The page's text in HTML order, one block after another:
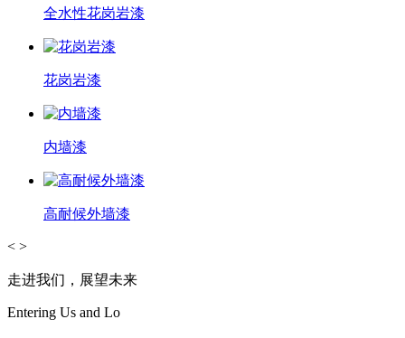
全水性花岗岩漆
花岗岩漆
内墙漆
高耐候外墙漆
< >
走进我们，展望未来
Entering Us and Lo